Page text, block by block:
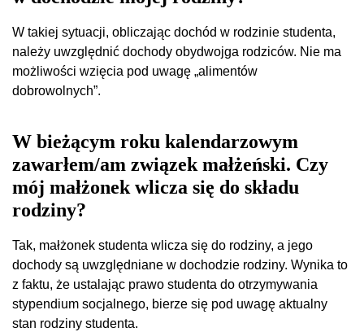
W takiej sytuacji, obliczając dochód w rodzinie studenta,
należy uwzględnić dochody obydwojga rodziców. Nie ma
możliwości wzięcia pod uwagę „alimentów
dobrowolnych”.
W bieżącym roku kalendarzowym
zawarłem/am związek małżeński. Czy
mój małżonek wlicza się do składu
rodziny?
Tak, małżonek studenta wlicza się do rodziny, a jego
dochody są uwzględniane w dochodzie rodziny. Wynika to
z faktu, że ustalając prawo studenta do otrzymywania
stypendium socjalnego, bierze się pod uwagę aktualny
stan rodziny studenta.